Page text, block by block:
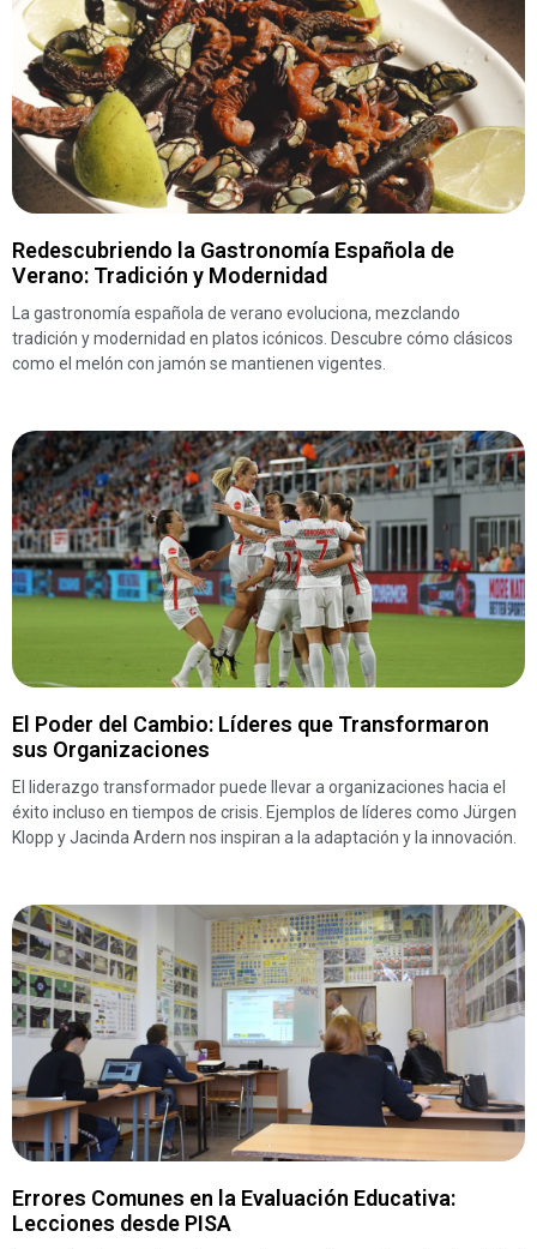
Redescubriendo la Gastronomía Española de
Verano: Tradición y Modernidad
La gastronomía española de verano evoluciona, mezclando
tradición y modernidad en platos icónicos. Descubre cómo clásicos
como el melón con jamón se mantienen vigentes.
El Poder del Cambio: Líderes que Transformaron
sus Organizaciones
El liderazgo transformador puede llevar a organizaciones hacia el
éxito incluso en tiempos de crisis. Ejemplos de líderes como Jürgen
Klopp y Jacinda Ardern nos inspiran a la adaptación y la innovación.
Errores Comunes en la Evaluación Educativa:
Lecciones desde PISA